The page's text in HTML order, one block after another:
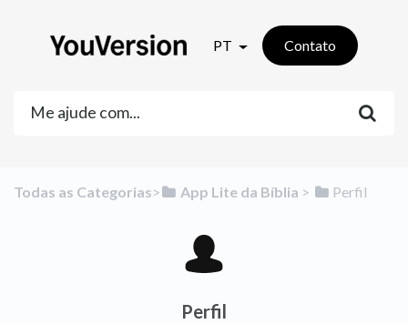
PT Contato
Todas as Categorias​>​ ​App Lite da Bíblia ​ > ​ ​Perfil
Perfil